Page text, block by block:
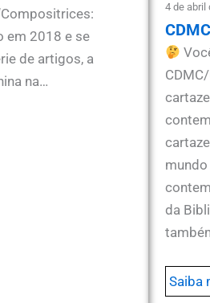
em 2018 e se
de artigos, a
na…
4 de abril
da
Saiba